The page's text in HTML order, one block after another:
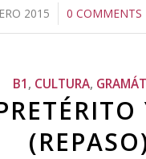
2015
/ 0 COMMENTS
/
B1 , CULTURA,